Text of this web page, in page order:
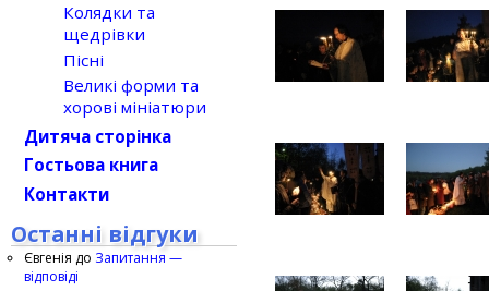
Колядки та
щедрівки
Пісні
Великі форми та
хорові мініатюри
Дитяча сторінка
Гостьова книга
Контакти
Останні відгуки
Євгенія до Запитання —
відповіді